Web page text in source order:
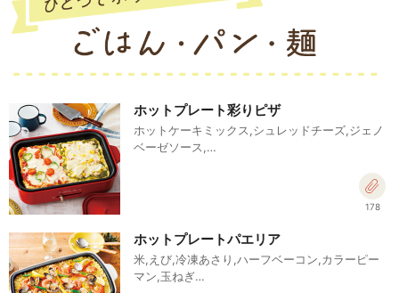
ホットプレート彩りピザ
ホットケーキミックス,シュレッドチーズ,ジェノ
ベーゼソース,…
178
ホットプレートパエリア
米,えび,冷凍あさり,ハーフベーコン,カラーピー
マン,玉ねぎ…